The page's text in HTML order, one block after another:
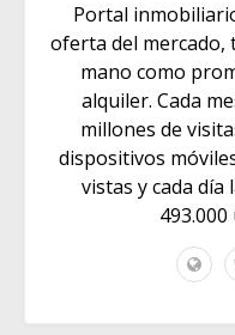
Portal
oferta del mercado,
mano como
alquiler. Cada
millones de
dispositivos
vistas y cada